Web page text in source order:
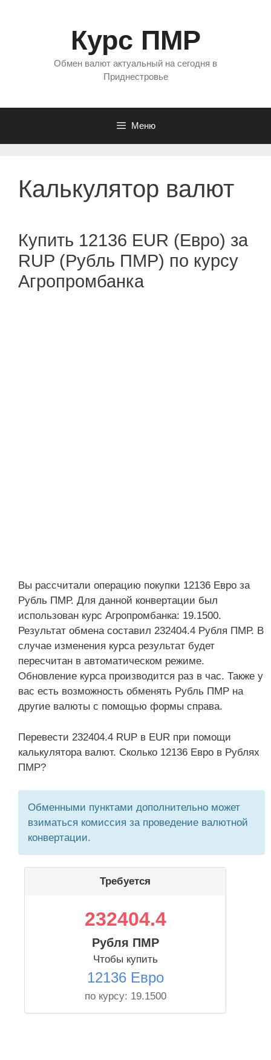
Курс ПМР
Обмен валют актуальный на сегодня в
Приднестровье
Меню
Калькулятор валют
Купить 12136 EUR (Евро) за
RUP (Рубль ПМР) по курсу
Агропромбанка
Вы рассчитали операцию покупки 12136 Евро за
Рубль ПМР. Для данной конвертации был
использован курс Агропромбанка: 19.1500.
Результат обмена составил 232404.4 Рубля ПМР. В
случае изменения курса результат будет
пересчитан в автоматическом режиме.
Обновление курса производится раз в час. Также у
вас есть возможность обменять Рубль ПМР на
другие валюты с помощью формы справа.
Перевести 232404.4 RUP в EUR при помощи
калькулятора валют. Сколько 12136 Евро в Рублях
ПМР?
Обменными пунктами дополнительно может
взиматься комиссия за проведение валютной
конвертации.
Требуется
232404.4
Рубля ПМР
Чтобы купить
12136 Евро
по курсу: 19.1500